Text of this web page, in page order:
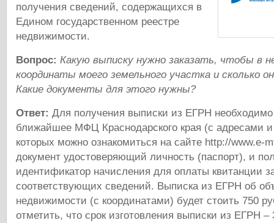
получения сведений, содержащихся в
Едином государственном реестре
недвижимости.
Вопрос: Какую выписку нужно заказать, чтобы в
координаты моего земельного участка и сколько
Какие документы для этого нужны?
Ответ: Для получения выписки из ЕГРН необходимо
ближайшее МФЦ Краснодарского края (с адресами
которых можно ознакомиться на сайте http://www.e-
документ удостоверяющий личность (паспорт), и
идентификатор начисления для оплаты квитанции
соответствующих сведений. Выписка из ЕГРН об
недвижимости (с координатами) будет стоить 750
отметить, что срок изготовления выписки из ЕГРН